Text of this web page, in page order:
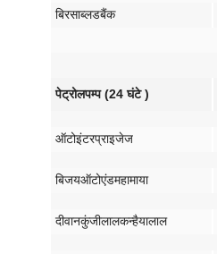
बिरसाब्लडबैंक
पेट्रोलपम्प(24घंटे)
ऑटोइंटरप्राइजेज
बिजयऑटोएंडमहामाया
दीवानकुंजीलालकन्हैयालाल